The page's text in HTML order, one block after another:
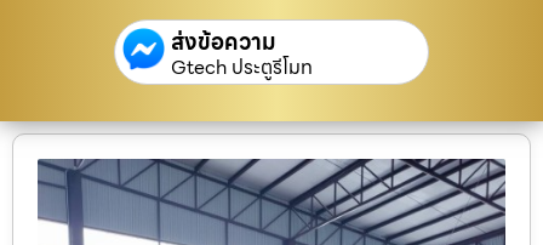
ส่งข้อความ
Gtech ประตูรีโมท